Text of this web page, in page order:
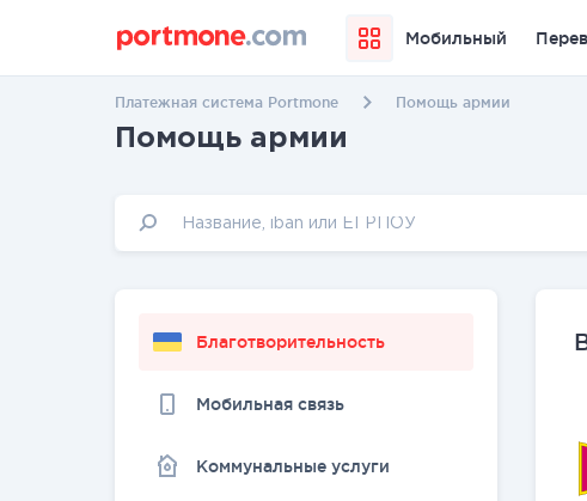
Мобильный
Платежная система Portmone Помощь армии
Помощь армии
Благотворительность
Мобильная связь
Коммунальные услуги